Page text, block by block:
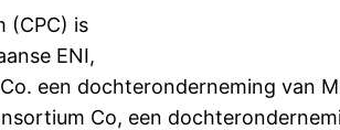
(CPC) is
ENI,
een dochteronderneming van
Co, een